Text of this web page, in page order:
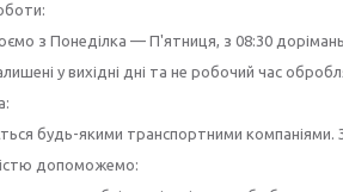
з Понеділка — П'ятниця, з 08:30
у вихідні дні та не робочий час
будь-якими транспортними компаніями.
допоможемо: